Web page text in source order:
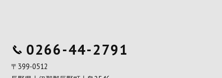
0266-44-2791
〒399-0512